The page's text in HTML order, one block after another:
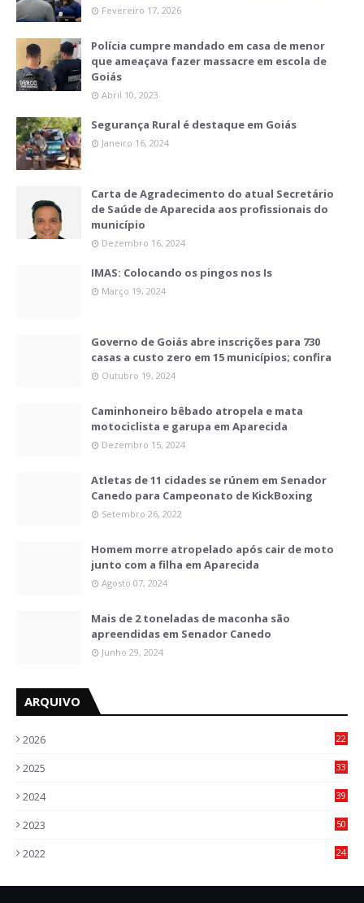
Fevereiro 17, 2026
Polícia cumpre mandado em casa de menor
que ameaçava fazer massacre em escola de
Goiás
Abril 10, 2023
Segurança Rural é destaque em Goiás
Janeiro 16, 2024
Carta de Agradecimento do atual Secretário
de Saúde de Aparecida aos profissionais do
município
Dezembro 16, 2024
IMAS: Colocando os pingos nos Is
Março 19, 2024
Governo de Goiás abre inscrições para 730
casas a custo zero em 15 municípios; confira
Outubro 19, 2024
Caminhoneiro bêbado atropela e mata
motociclista e garupa em Aparecida
Dezembro 15, 2024
Atletas de 11 cidades se rúnem em Senador
Canedo para Campeonato de KickBoxing
Setembro 26, 2022
Homem morre atropelado após cair de moto
junto com a filha em Aparecida
Agosto 07, 2024
Mais de 2 toneladas de maconha são
apreendidas em Senador Canedo
Junho 29, 2024
ARQUIVO
2026
22
2025
33
2024
39
2023
50
2022
24